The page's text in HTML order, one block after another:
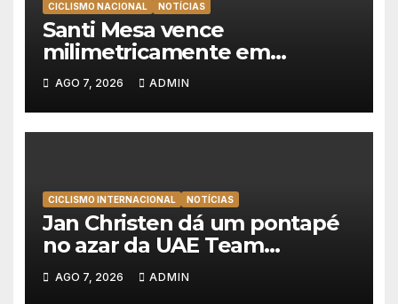
CICLISMO NACIONAL NOTÍCIAS
Santi Mesa vence
milimetricamente em
Albufeira, Rui Oliveira
mantém a amarela da Volta a
Portugal
AGO 7, 2026 ADMIN
CICLISMO INTERNACIONAL NOTÍCIAS
Jan Christen dá um pontapé
no azar da UAE Team
Emirates e vence na Volta a
Polónia
AGO 7, 2026 ADMIN